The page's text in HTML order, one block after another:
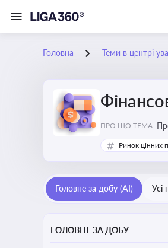
Головна Теми в центрі
ПРО ЩО ТЕМА:
Ринок цінних
Головне за добу (AI) Усі
ГОЛОВНЕ ЗА ДОБУ